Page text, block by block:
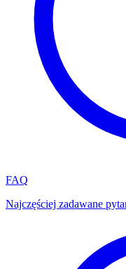
FAQ
Najczęściej zadawane